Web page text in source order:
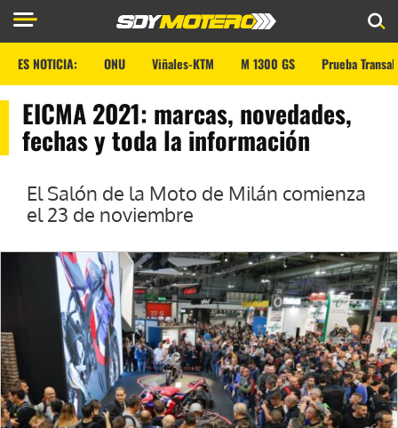
ES NOTICIA: ONU Viñales-KTM M 1300 GS Prueba
EICMA 2021: marcas, novedades,
fechas y toda la información
El Salón de la Moto de Milán comienza
el 23 de noviembre